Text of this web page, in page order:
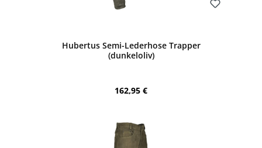
Hubertus Semi-Lederhose Trapper
(dunkeloliv)
Regulärer Preis:
162,95 €